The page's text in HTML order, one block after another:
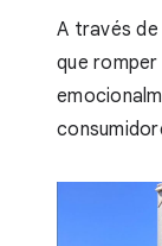
A través
que